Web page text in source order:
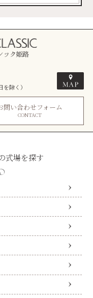
除く）
問い合わせフォーム
CONTACT
式場を探す